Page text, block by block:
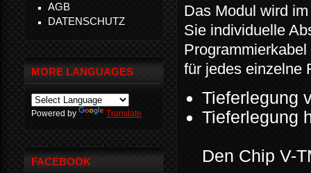
Das Modul wird
Sie individuelle
für jedes einzelne
Tieferlegung
Tieferlegung
Den Chip V-
AGB
DATENSCHUTZ
MORE LANGUAGES
Powered by Translate
FACEBOOK